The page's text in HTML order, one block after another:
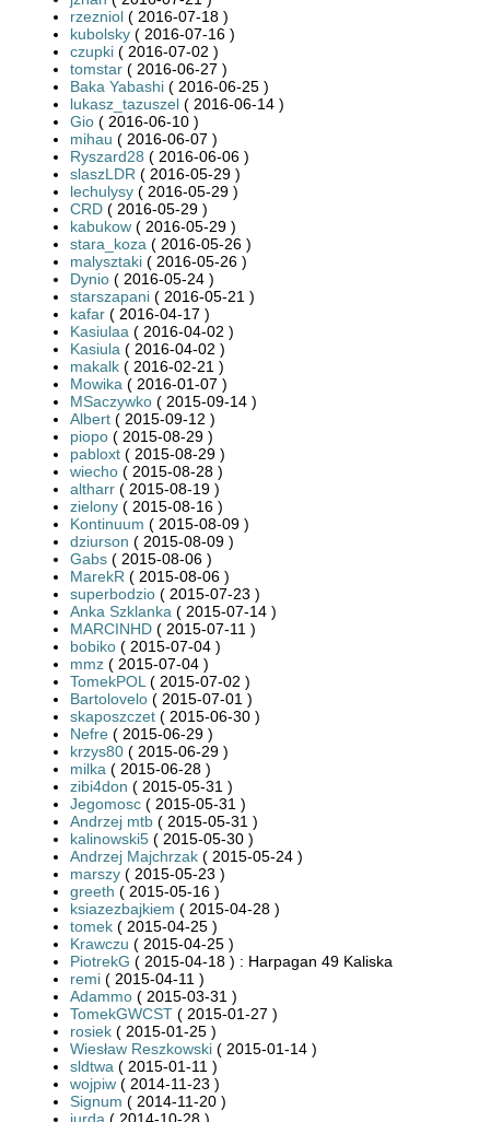
rzezniol ( 2016-07-18 )
kubolsky ( 2016-07-16 )
czupki ( 2016-07-02 )
tomstar ( 2016-06-27 )
Baka Yabashi ( 2016-06-25 )
lukasz_tazuszel ( 2016-06-14 )
Gio ( 2016-06-10 )
mihau ( 2016-06-07 )
Ryszard28 ( 2016-06-06 )
slaszLDR ( 2016-05-29 )
lechulysy ( 2016-05-29 )
CRD ( 2016-05-29 )
kabukow ( 2016-05-29 )
stara_koza ( 2016-05-26 )
malysztaki ( 2016-05-26 )
Dynio ( 2016-05-24 )
starszapani ( 2016-05-21 )
kafar ( 2016-04-17 )
Kasiulaa ( 2016-04-02 )
Kasiula ( 2016-04-02 )
makalk ( 2016-02-21 )
Mowika ( 2016-01-07 )
MSaczywko ( 2015-09-14 )
Albert ( 2015-09-12 )
piopo ( 2015-08-29 )
pabloxt ( 2015-08-29 )
wiecho ( 2015-08-28 )
altharr ( 2015-08-19 )
zielony ( 2015-08-16 )
Kontinuum ( 2015-08-09 )
dziurson ( 2015-08-09 )
Gabs ( 2015-08-06 )
MarekR ( 2015-08-06 )
superbodzio ( 2015-07-23 )
Anka Szklanka ( 2015-07-14 )
MARCINHD ( 2015-07-11 )
bobiko ( 2015-07-04 )
mmz ( 2015-07-04 )
TomekPOL ( 2015-07-02 )
Bartolovelo ( 2015-07-01 )
skaposzczet ( 2015-06-30 )
Nefre ( 2015-06-29 )
krzys80 ( 2015-06-29 )
milka ( 2015-06-28 )
zibi4don ( 2015-05-31 )
Jegomosc ( 2015-05-31 )
Andrzej mtb ( 2015-05-31 )
kalinowski5 ( 2015-05-30 )
Andrzej Majchrzak ( 2015-05-24 )
marszy ( 2015-05-23 )
greeth ( 2015-05-16 )
ksiazezbajkiem ( 2015-04-28 )
tomek ( 2015-04-25 )
Krawczu ( 2015-04-25 )
PiotrekG ( 2015-04-18 ) : Harpagan 49 Kaliska
remi ( 2015-04-11 )
Adammo ( 2015-03-31 )
TomekGWCST ( 2015-01-27 )
rosiek ( 2015-01-25 )
Wiesław Reszkowski ( 2015-01-14 )
sldtwa ( 2015-01-11 )
wojpiw ( 2014-11-23 )
Signum ( 2014-11-20 )
jurda ( 2014-10-28 )